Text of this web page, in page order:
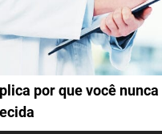
por que você